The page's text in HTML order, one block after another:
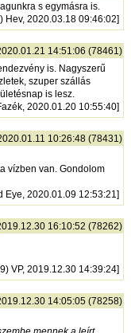
s egymásra is.
Hev, 2020.03.18 09:46:02]
14:51:06 (78461)
is. Nagyszerű
szuper szállás
is lesz.
2020.01.20 10:55:40]
10:26:48 (78431)
vízben van. Gondolom
Eye, 2020.01.09 12:53:21]
16:10:52 (78262)
VP, 2019.12.30 14:39:24]
14:05:05 (78258)